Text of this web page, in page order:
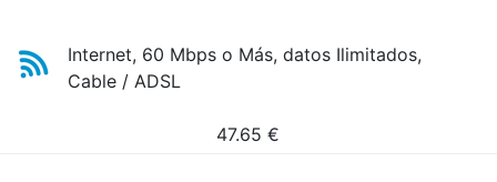
Internet, 60 Mbps o Más, datos Ilimitados,
Cable / ADSL
47.65 €